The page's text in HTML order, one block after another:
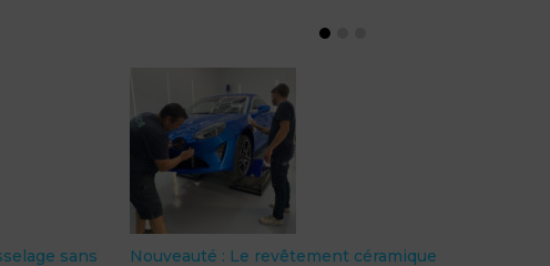
sans Nouveauté : Le revêtement céramique